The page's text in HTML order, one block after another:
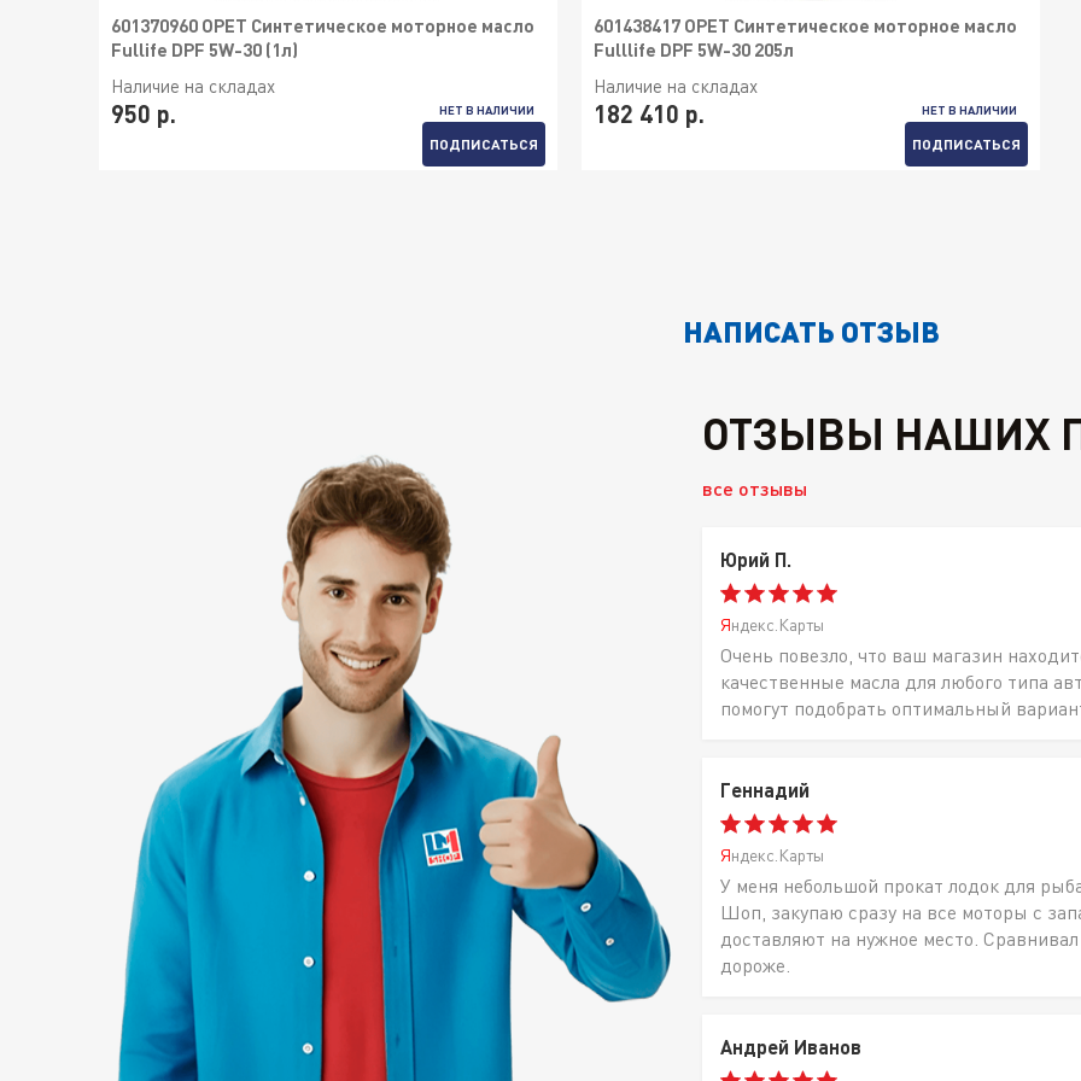
601370960 OPET Синтетическое моторное масло
Fullife DPF 5W-30 (1л)
Наличие на складах
950 р. НЕТ В НАЛИЧИИ
ПОДПИСАТЬСЯ
601438417 OPET Синтетическое моторное масло
Fulllife DPF 5W-30 205л
Наличие на складах
182 410 р. НЕТ В НАЛИЧИИ
ПОДПИСАТЬСЯ
НАПИСАТЬ ОТЗЫВ
ОТЗЫВЫ НАШИХ
все отзывы
Юрий П.
Яндекс.Карты
Очень повезло, что ваш магазин
качественные масла для любого типа
помогут подобрать оптимальный
Геннадий
Яндекс.Карты
У меня небольшой прокат лодок для
Шоп, закупаю сразу на все моторы с
доставляют на нужное место.
дороже.
Андрей Иванов